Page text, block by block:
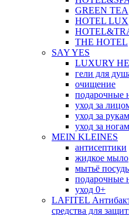
GREEN TEA
HOTEL LUX
THE HOTEL
SAY YES
LUXURY
гели для
очищение
подарочные
уход за
уход за
уход за
MEIN KLEINES
антисептики
жидкое мыло
мытьё
подарочные
уход 0+
LAFITEL
средства для